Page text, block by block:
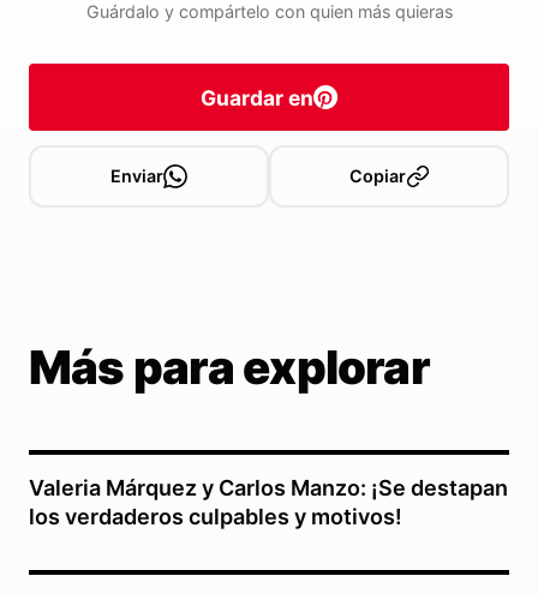
Guárdalo y compártelo con quien más quieras
Guardar en
Enviar Copiar
Más para explorar
Valeria Márquez y Carlos Manzo: ¡Se destapan
los verdaderos culpables y motivos!